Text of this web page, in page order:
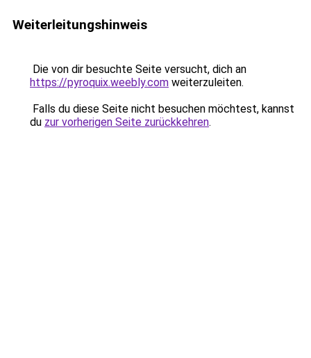
Weiterleitungshinweis
Die von dir besuchte Seite versucht, dich an
https://pyroquix.weebly.com weiterzuleiten.
Falls du diese Seite nicht besuchen möchtest, kannst
du zur vorherigen Seite zurückkehren.